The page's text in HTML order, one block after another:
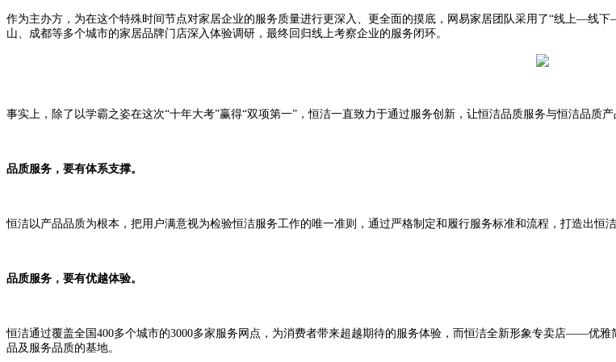
作为主办方，为在这个特殊时间节点对家居企业的服务质量进行更深入、更全面的摸底，网易家居团队采用了“线上—线
山、成都等多个城市的家居品牌门店深入体验调研，最终回归线上考察企业的服务闭环。
事实上，除了以学霸之姿在这次“十年大考”赢得“双项第一”，恒洁一直致力于通过服务创新，让恒洁品质服务与恒洁品质
品质服务，要有体系支撑。
恒洁以产品品质为根本，把用户满意视为检验恒洁服务工作的唯一准则，通过严格制定和履行服务标准和流程，打造出恒
品质服务，要有优越体验。
恒洁通过覆盖全国400多个城市的3000多家服务网点，为消费者带来超越期待的服务体验，而恒洁全新形象专卖店——优
品及服务品质的基地。